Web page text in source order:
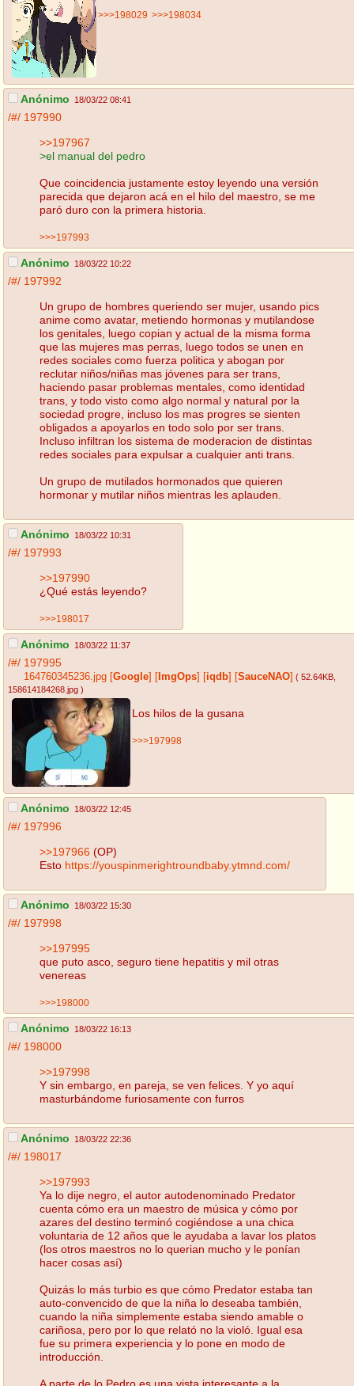
>>>198029 >>>198034
Anónimo 18/03/22 08:41
/#/ 197990
>>197967
>el manual del pedro
Que coincidencia justamente estoy leyendo una versión
parecida que dejaron acá en el hilo del maestro, se me
paró duro con la primera historia.
>>>197993
Anónimo 18/03/22 10:22
/#/ 197992
Un grupo de hombres queriendo ser mujer, usando pics
anime como avatar, metiendo hormonas y mutilandose
los genitales, luego copian y actual de la misma forma
que las mujeres mas perras, luego todos se unen en
redes sociales como fuerza politica y abogan por
reclutar niños/niñas mas jóvenes para ser trans,
haciendo pasar problemas mentales, como identidad
trans, y todo visto como algo normal y natural por la
sociedad progre, incluso los mas progres se sienten
obligados a apoyarlos en todo solo por ser trans.
Incluso infiltran los sistema de moderacion de distintas
redes sociales para expulsar a cualquier anti trans.
Un grupo de mutilados hormonados que quieren
hormonar y mutilar niños mientras les aplauden.
Anónimo 18/03/22 10:31
/#/ 197993
>>197990
¿Qué estás leyendo?
>>>198017
Anónimo 18/03/22 11:37
/#/ 197995
164760345236.jpg Google ImgOps iqdb SauceNAO ( 52.64KB
158614184268.jpg )
Los hilos de la gusana
>>>197998
Anónimo 18/03/22 12:45
/#/ 197996
>>197966 (OP)
Esto https://youspinmerightroundbaby.ytmnd.com/
Anónimo 18/03/22 15:30
/#/ 197998
>>197995
que puto asco, seguro tiene hepatitis y mil otras
venereas
>>>198000
Anónimo 18/03/22 16:13
/#/ 198000
>>197998
Y sin embargo, en pareja, se ven felices. Y yo aquí
masturbándome furiosamente con furros
Anónimo 18/03/22 22:36
/#/ 198017
>>197993
Ya lo dije negro, el autor autodenominado Predator
cuenta cómo era un maestro de música y cómo por
azares del destino terminó cogiéndose a una chica
voluntaria de 12 años que le ayudaba a lavar los platos
(los otros maestros no lo querian mucho y le ponían
hacer cosas así)
Quizás lo más turbio es que cómo Predator estaba tan
auto-convencido de que la niña lo deseaba también,
cuando la niña simplemente estaba siendo amable o
cariñosa, pero por lo que relató no la violó. Igual esa
fue su primera experiencia y lo pone en modo de
introducción.